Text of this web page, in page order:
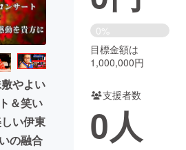
業 チャレンジ
地域活性化
Good CAMPFIRE Creation
と納税machi-ya コミュニティ
やよい
＆笑い
い伊東
の融合
0%
目標金額は
1,000,000円
支援者数
0人